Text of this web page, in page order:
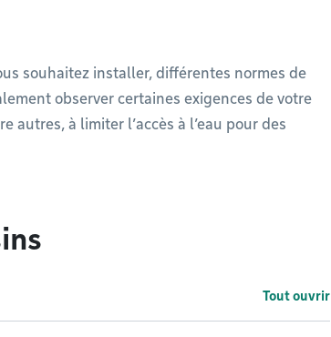
souhaitez installer, différentes normes de
observer certaines exigences de votre
autres, à limiter l’accès à l’eau pour des
Tout ouvrir